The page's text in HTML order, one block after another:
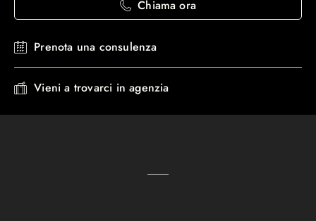
Chiama ora
Prenota una consulenza
Vieni a trovarci in agenzia